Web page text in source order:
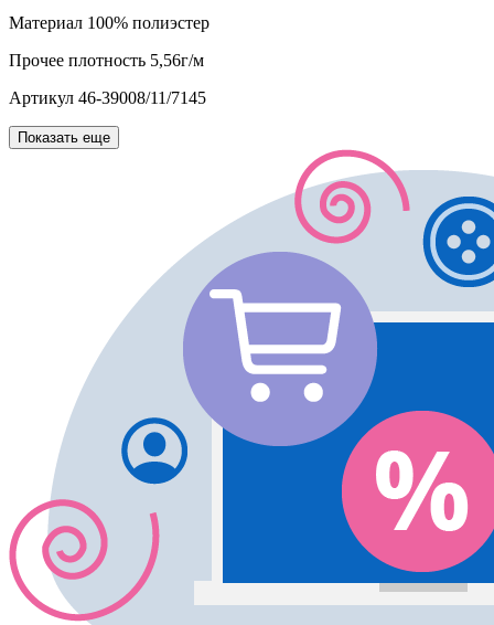
Материал 100% полиэстер
Прочее плотность 5,56г/м
Артикул 46-39008/11/7145
Показать еще